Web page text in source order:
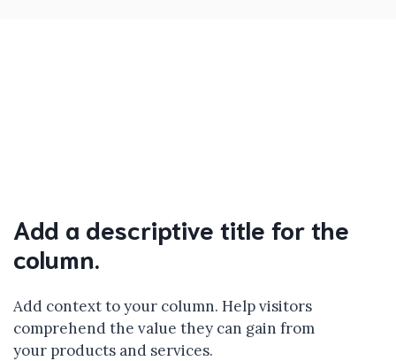
Add a descriptive title for the
column.
Add context to your column. Help visitors
comprehend the value they can gain from
your products and services.